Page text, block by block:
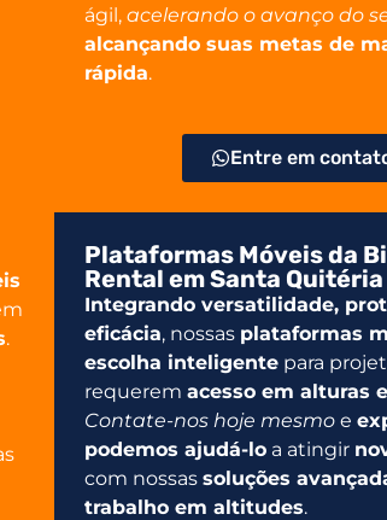
ágil, acelerando o avanço do
alcançando suas metas de
rápida.
Entre em
.
Plataformas Móveis da
Rental em Santa Quitéria
Integrando versatilidade,
eficácia, nossas plataformas
escolha inteligentepara
requerem acesso em alturas
Contate-nos hoje mesmoe
podemos ajudá-loa atingir
com nossas soluções
trabalho em altitudes.